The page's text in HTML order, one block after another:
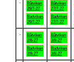
Båtviken
26/7-27
Badviken
26/7-27
Båtviken
27/7-27
Badviken
27/7-27
Båtviken
2/8-27
Badviken
2/8-27
Båtviken
3/8-27
Badviken
3/8-27